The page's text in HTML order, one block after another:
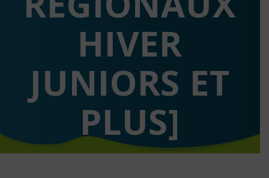
HIVER
JUNIORS ET
PLUS]